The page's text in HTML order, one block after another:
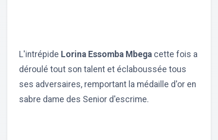
L'intrépide Lorina Essomba Mbega cette fois a
déroulé tout son talent et éclaboussée tous
ses adversaires, remportant la médaille d'or en
sabre dame des Senior d'escrime.